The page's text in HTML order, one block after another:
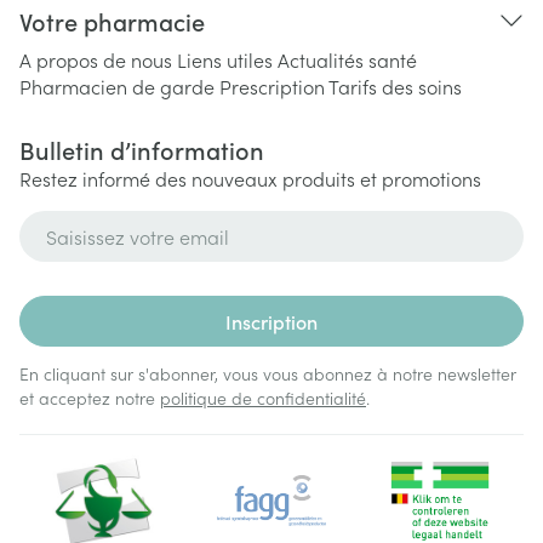
Votre pharmacie
A propos de nous Liens utiles Actualités santé
Pharmacien de garde PrescriptionTarifs des soins
Bulletin d’information
Restez informé des nouveaux produits et promotions
Inscription
En cliquant sur s'abonner, vous vous abonnez à notre newsletter
et acceptez notre politique de confidentialité.